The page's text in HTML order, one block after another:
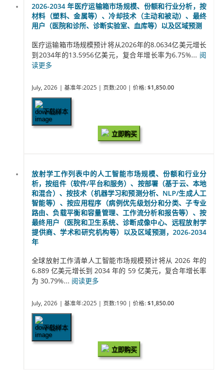
2026-2034 年医疗运输箱市场规模、份额和行业分析，按
材料（塑料、金属等）、冷却技术（主动和被动）、最终
用户（医院和诊所、诊断实验室、血库等）以及区域预测
医疗运输箱市场规模预计将从2026年的8.0634亿美元增长
到2034年的13.5956亿美元，复合年增长率为6.75%... 阅
读更多
July, 2026 | 基准年:2025 | 页数:200 | 价格: $1,850.00
下载样本
立即购买
放射学工作列表中的人工智能市场规模、份额和行业分
析，按组件（软件/平台和服务）、按部署（基于云、本地
和混合）、按技术（机器学习和预测分析、NLP/生成人工
智能等）、按应用程序（病例优先级划分和分类、子专业
路由、负载平衡和容量管理、工作流分析和报告等）、按
最终用户（医院和卫生系统、诊断成像中心、远程放射学
提供商、学术和研究机构等）以及区域预测，2026-2034
年
全球放射工作清单人工智能市场规模预计将从 2026 年的
6.889 亿美元增长到 2034 年的 59 亿美元，复合年增长率
为 30.79%... 阅读更多
July, 2026 | 基准年:2025 | 页数:190 | 价格: $1,850.00
下载样本
立即购买